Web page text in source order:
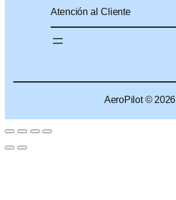
Atención al Cliente
AeroPilot © 2026